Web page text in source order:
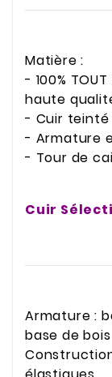
Matière :
- 100%
haute
- Cuir teinté
- Armature
- Tour de
Cuir
Armature :
base de bois